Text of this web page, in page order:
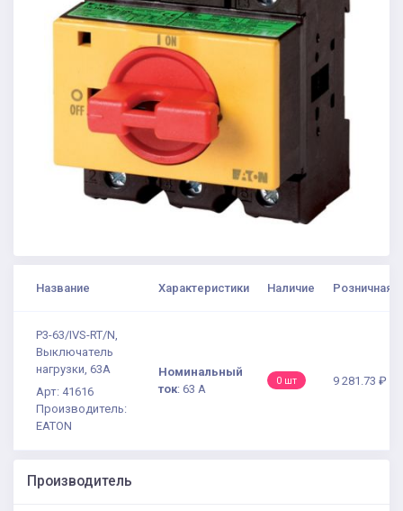
Название Характеристики Наличие Розничная
P3-63/IVS-RT/N,
Выключатель
нагрузки, 63A
Арт: 41616
Производитель:
EATON
Номинальный
ток: 63 А
0 шт 9 281.73 ₽
Производитель